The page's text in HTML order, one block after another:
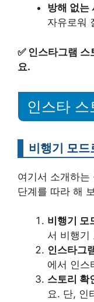
방해 없는
자유로워
✅ 인스타그램 스
요.
인스타 스
비행기 모드
여기서 소개하는
단계를 따라 해
비행기 모
서 비행기
인스타그
에서 인스
스토리 확
요. 단, 인